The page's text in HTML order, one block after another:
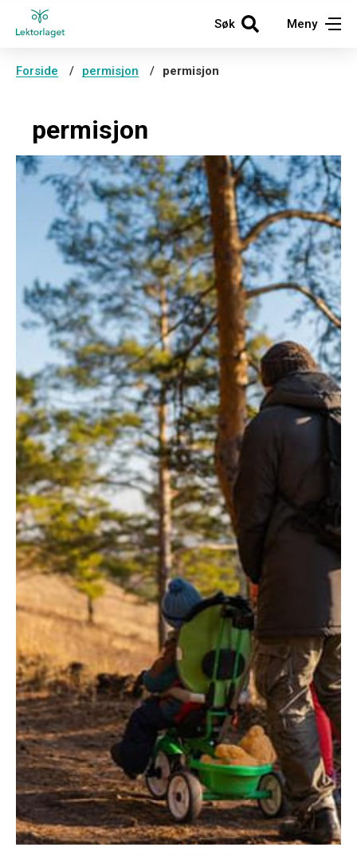
Søk Meny
Forside permisjon permisjon
permisjon